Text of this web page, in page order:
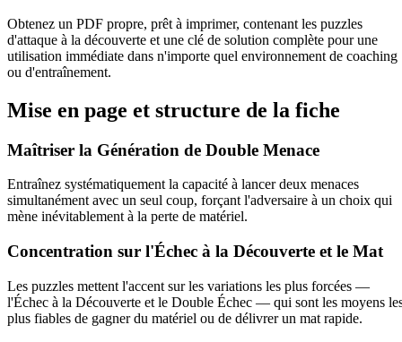
Obtenez un PDF propre, prêt à imprimer, contenant les puzzles
d'attaque à la découverte et une clé de solution complète pour une
utilisation immédiate dans n'importe quel environnement de coaching
ou d'entraînement.
Mise en page et structure de la fiche
Maîtriser la Génération de Double Menace
Entraînez systématiquement la capacité à lancer deux menaces
simultanément avec un seul coup, forçant l'adversaire à un choix qui
mène inévitablement à la perte de matériel.
Concentration sur l'Échec à la Découverte et le Mat
Les puzzles mettent l'accent sur les variations les plus forcées —
l'Échec à la Découverte et le Double Échec — qui sont les moyens
plus fiables de gagner du matériel ou de délivrer un mat rapide.